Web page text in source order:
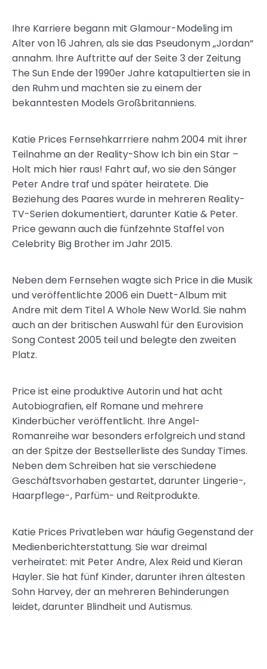
Ihre Karriere begann mit Glamour-Modeling im
Alter von 16 Jahren, als sie das Pseudonym „Jordan“
annahm. Ihre Auftritte auf der Seite 3 der Zeitung
The Sun Ende der 1990er Jahre katapultierten sie in
den Ruhm und machten sie zu einem der
bekanntesten Models Großbritanniens.
Katie Prices Fernsehkarrriere nahm 2004 mit ihrer
Teilnahme an der Reality-Show Ich bin ein Star –
Holt mich hier raus! Fahrt auf, wo sie den Sänger
Peter Andre traf und später heiratete. Die
Beziehung des Paares wurde in mehreren Reality-
TV-Serien dokumentiert, darunter Katie & Peter.
Price gewann auch die fünfzehnte Staffel von
Celebrity Big Brother im Jahr 2015.
Neben dem Fernsehen wagte sich Price in die Musik
und veröffentlichte 2006 ein Duett-Album mit
Andre mit dem Titel A Whole New World. Sie nahm
auch an der britischen Auswahl für den Eurovision
Song Contest 2005 teil und belegte den zweiten
Platz.
Price ist eine produktive Autorin und hat acht
Autobiografien, elf Romane und mehrere
Kinderbücher veröffentlicht. Ihre Angel-
Romanreihe war besonders erfolgreich und stand
an der Spitze der Bestsellerliste des Sunday Times.
Neben dem Schreiben hat sie verschiedene
Geschäftsvorhaben gestartet, darunter Lingerie-,
Haarpflege-, Parfüm- und Reitprodukte.
Katie Prices Privatleben war häufig Gegenstand der
Medienberichterstattung. Sie war dreimal
verheiratet: mit Peter Andre, Alex Reid und Kieran
Hayler. Sie hat fünf Kinder, darunter ihren ältesten
Sohn Harvey, der an mehreren Behinderungen
leidet, darunter Blindheit und Autismus.